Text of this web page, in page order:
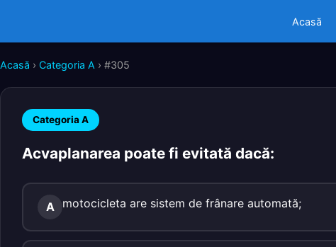
Acasă
Acasă › Categoria A › #305
Categoria A
Acvaplanarea poate fi evitată dacă:
A motocicleta are sistem de frânare automată;